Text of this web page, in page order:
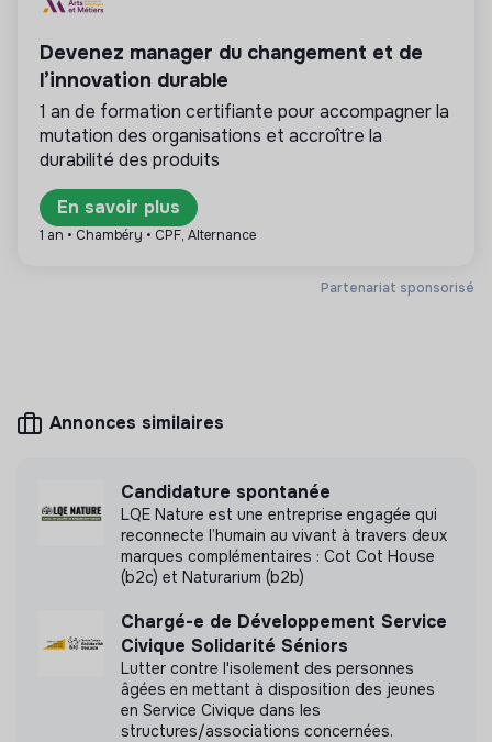
territoriale, agence d’Etat, ministère, …) ou sa
l’eau et des déchets.
Plus d'informations
Site internet
Les Alternateurs n'a pas encore transmis de
Labels et certifications
Cette structure n'a pas souhaité nous
communiquer les labels ou certifications qu'elle a
pu obtenir.
Partenariat sponsorisé
Devenez manager du changement et de
l’innovation durable
1 an de formation certifiante pour accompagner la
mutation des organisations et accroître la
durabilité des produits
En savoir plus
1 an • Chambéry • CPF, Alternance
Annonces similaires
Candidature spontanée
LQE Nature est une entreprise engagée qui
reconnecte l’humain au vivant à travers deux
marques complémentaires : Cot Cot House
(b2c) et Naturarium (b2b)
Chargé-e de Développement Service
Civique Solidarité Séniors
Lutter contre l'isolement des personnes
âgées en mettant à disposition des jeunes
en Service Civique dans les
structures/associations concernées.